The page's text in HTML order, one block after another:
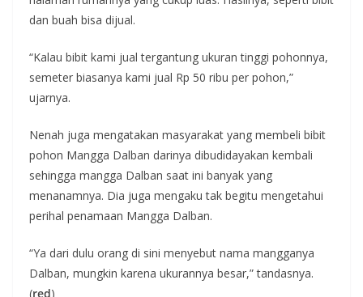
dan buah bisa dijual.
“Kalau bibit kami jual tergantung ukuran tinggi pohonnya,
semeter biasanya kami jual Rp 50 ribu per pohon,”
ujarnya.
Nenah juga mengatakan masyarakat yang membeli bibit
pohon Mangga Dalban darinya dibudidayakan kembali
sehingga mangga Dalban saat ini banyak yang
menanamnya. Dia juga mengaku tak begitu mengetahui
perihal penamaan Mangga Dalban.
“Ya dari dulu orang di sini menyebut nama mangganya
Dalban, mungkin karena ukurannya besar,” tandasnya.
(red)